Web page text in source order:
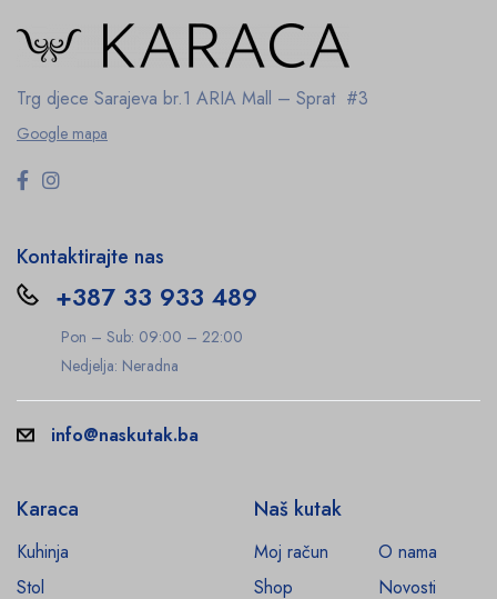
Trg djece Sarajeva br.1 ARIA Mall – Sprat #3
Google mapa
Kontaktirajte nas
+387 33 933 489
Pon – Sub: 09:00 – 22:00
Nedjelja: Neradna
info@naskutak.ba
Karaca
Kuhinja
Stol
Naš kutak
Moj račun
O nama
Shop
Novosti